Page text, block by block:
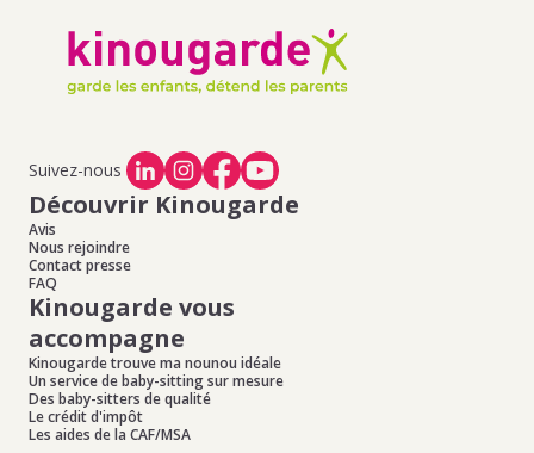
Suivez-nous
Découvrir Kinougarde
Avis
Nous rejoindre
Contact presse
FAQ
Kinougarde vous
accompagne
Kinougarde trouve ma nounou idéale
Un service de baby-sitting sur mesure
Des baby-sitters de qualité
Le crédit d'impôt
Les aides de la CAF/MSA